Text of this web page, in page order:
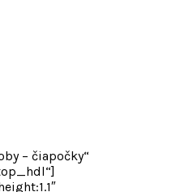
– čiapočky“